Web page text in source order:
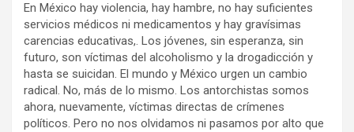
En México hay violencia, hay hambre, no hay suficientes
servicios médicos ni medicamentos y hay gravísimas
carencias educativas,. Los jóvenes, sin esperanza, sin
futuro, son víctimas del alcoholismo y la drogadicción y
hasta se suicidan. El mundo y México urgen un cambio
radical. No, más de lo mismo. Los antorchistas somos
ahora, nuevamente, víctimas directas de crímenes
políticos. Pero no nos olvidamos ni pasamos por alto que